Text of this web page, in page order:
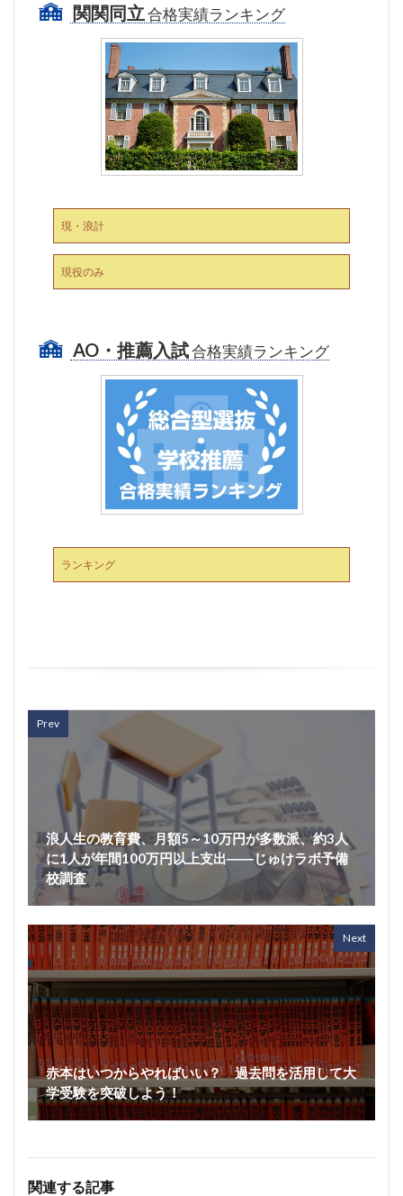
関関同立合格実績ランキング
現・浪計
現役のみ
AO・推薦入試合格実績ランキング
ランキング
Prev
浪人生の教育費、月額5～10万円が多数派、約3人
に1人が年間100万円以上支出――じゅけラボ予備
校調査
Next
赤本はいつからやればいい？ 過去問を活用して大
学受験を突破しよう！
関連する記事